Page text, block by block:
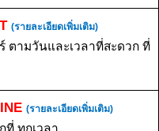
(รายละเอียดเพิ่มเติม)
ตามวันและเวลาที่สะดวก ที่
(รายละเอียดเพิ่มเติม)
ที่ ทุกเวลา